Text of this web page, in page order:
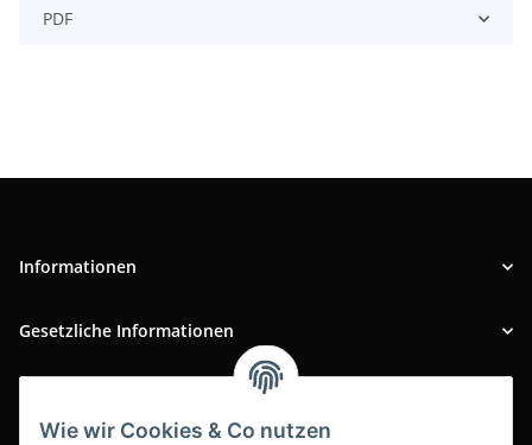
Wie wir Cookies & Co nutzen
PDF
Informationen
Gesetzliche Informationen